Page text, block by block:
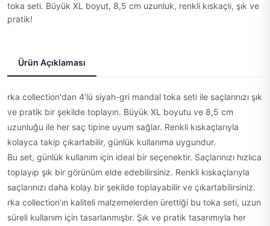
toka seti. Büyük XL boyut, 8,5 cm uzunluk, renkli kıskaçlı, şık ve
pratik!
Ürün Açıklaması
rka collection'dan 4’lü siyah-gri mandal toka seti ile saçlarınızı şık
ve pratik bir şekilde toplayın. Büyük XL boyutu ve 8,5 cm
uzunluğu ile her saç tipine uyum sağlar. Renkli kıskaçlarıyla
kolayca takip çıkartabilir, günlük kullanıma uygundur.
Bu set, günlük kullanım için ideal bir seçenektir. Saçlarınızı hızlıca
toplayıp şık bir görünüm elde edebilirsiniz. Renkli kıskaçlarıyla
saçlarınızı daha kolay bir şekilde toplayabilir ve çıkartabilirsiniz.
rka collection'ın kaliteli malzemelerden ürettiği bu toka seti, uzun
süreli kullanım için tasarlanmıştır. Şık ve pratik tasarımıyla her